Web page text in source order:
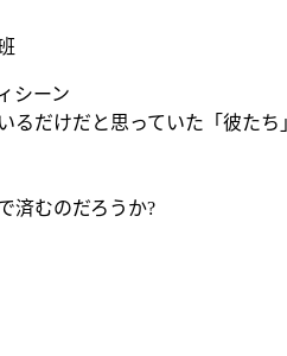
シーン
だけだと思っていた「彼た
済むのだろうか?